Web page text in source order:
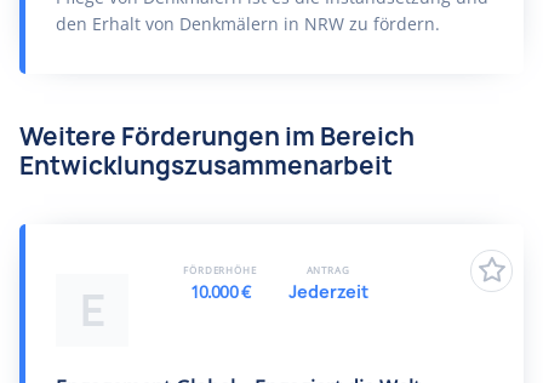
den Erhalt von Denkmälern in NRW zu fördern.
Weitere Förderungen im Bereich
Entwicklungszusammenarbeit
E
FÖRDERHÖHE
10.000 €
ANTRAG
Jederzeit